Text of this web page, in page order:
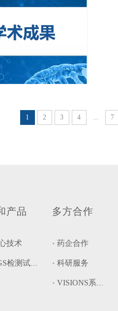
1 2 3 4 ... 7
产品
技术
NGS检测试剂盒
多方合作
药企合作
科研服务
VISIONS系统